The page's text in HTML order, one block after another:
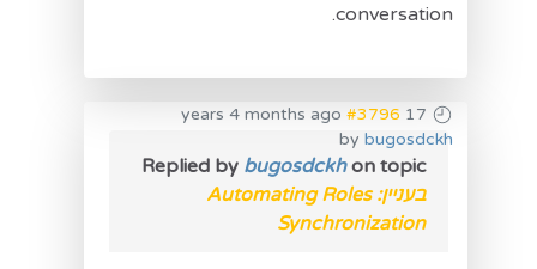
conversation.
17 years 4 months ago
#3796
by bugosdckh
Replied by bugosdckhon topic
בעניין: Automating Roles
Synchronization